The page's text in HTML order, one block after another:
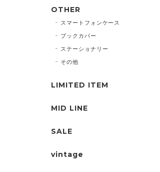
OTHER
スマートフォンケース
ブックカバー
ステーショナリー
その他
LIMITED ITEM
MID LINE
SALE
vintage